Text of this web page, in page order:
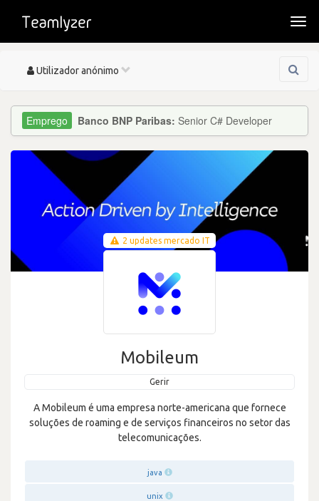
Toggle
Utilizador anónimo
Banco BNP Paribas: Senior C# Developer
2 updates mercado IT
Mobileum
Gerir
A Mobileum é uma empresa norte-americana que fornece
soluções de roaming e de serviços financeiros no setor das
telecomunicações.
java
unix